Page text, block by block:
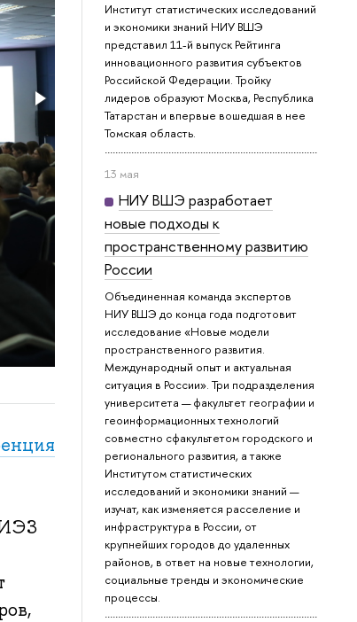
Институт статистических исследований
и экономики знаний НИУ ВШЭ
представил 11-й выпуск Рейтинга
инновационного развития субъектов
Российской Федерации. Тройку
лидеров образуют Москва, Республика
Татарстан и впервые вошедшая в нее
Томская область.
13 мая
НИУ ВШЭ разработает
новые подходы к
пространственному развитию
России
Объединенная команда экспертов
НИУ ВШЭ до конца года подготовит
исследование «Новые модели
пространственного развития.
Международный опыт и актуальная
ситуация в России». Три подразделения
университета — факультет географии и
геоинформационных технологий
совместно сфакультетом городского и
регионального развития, а также
Институтом статистических
исследований и экономики знаний —
изучат, как изменяется расселение и
инфраструктура в России, от
крупнейших городов до удаленных
районов, в ответ на новые технологии,
социальные тренды и экономические
процессы.